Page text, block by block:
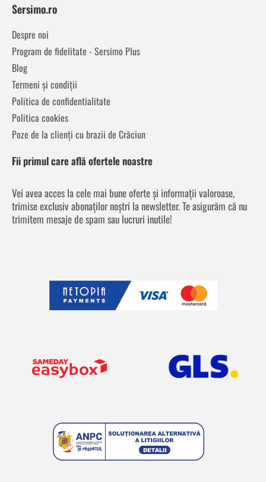
Sersimo.ro
Despre noi
Program de fidelitate - Sersimo Plus
Blog
Termeni și condiții
Politica de confidentialitate
Politica cookies
Poze de la clienți cu brazii de Crăciun
Fii primul care află ofertele noastre
Vei avea acces la cele mai bune oferte și informații valoroase,
trimise exclusiv abonaților noștri la newsletter. Te asigurăm că nu
trimitem mesaje de spam sau lucruri inutile!